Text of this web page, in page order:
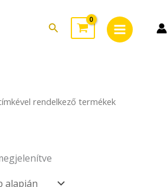
Search
Menu
rendelkező termékek
latest